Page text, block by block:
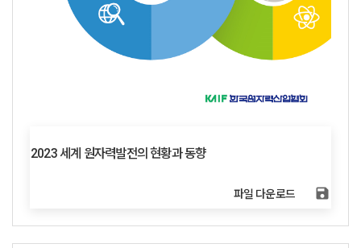
2023 세계 원자력발전의 현황과 동향
파일 다운로드 save